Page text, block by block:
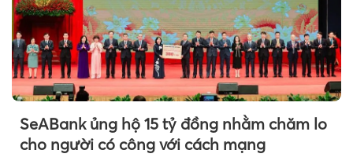
SeABank ủng hộ 15 tỷ đồng nhằm chăm lo
cho người có công với cách mạng